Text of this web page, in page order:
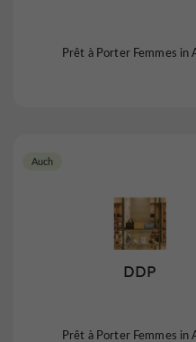
Prêt à Porter Femmes in
DDP
Auch
Prêt à Porter Femmes in